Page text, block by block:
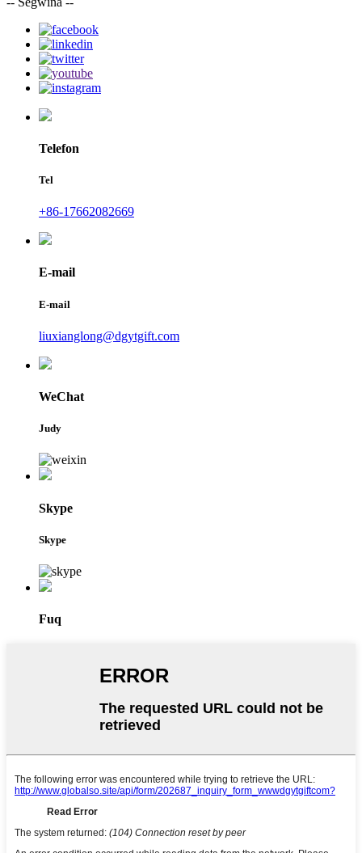
Telefon
Tel
+86-17662082669
E-mail
E-mail
liuxianglong@dgytgift.com
WeChat
Judy
Skype
Skype
Fuq